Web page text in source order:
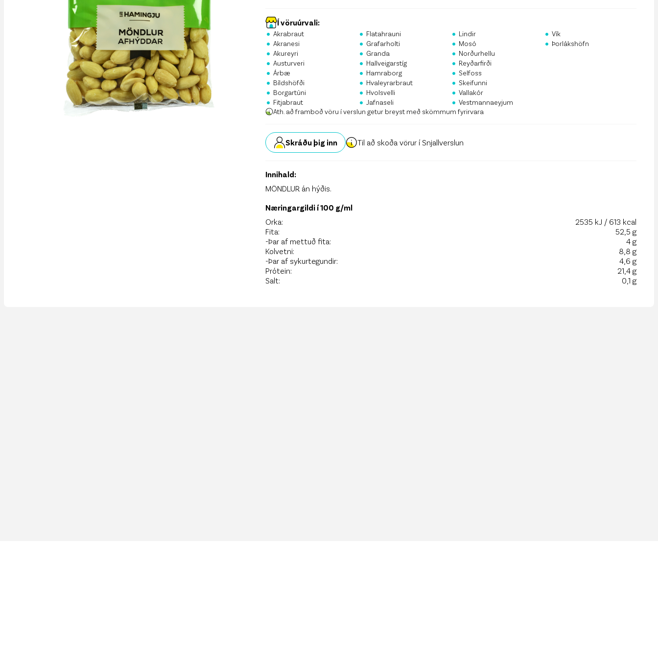
Skrá á póstlista
Í vöruúrvali:
• Akrabraut
• Akranesi
• Akureyri
• Austurveri
• Árbæ
• Bíldshöfði
• Borgartúni
• Fitjabraut
• Flatahrauni
• Grafarholti
• Granda
• Hallveigarstíg
• Hamraborg
• Hvaleyrarbraut
• Hvolsvelli
• Jafnaseli
• Lindir
• Mosó
• Norðurhellu
• Reyðarfirði
• Selfoss
• Skeifunni
• Vallakór
• Vestmannaeyjum
• Vík
• Þorlákshöfn
Ath. að framboð vöru í verslun getur breyst með skömmum fyrirvara
Skráðu þig inn Til að skoða vörur í Snjallverslun
Innihald:
MÖNDLUR án hýðis.
Næringargildi í 100 g/ml
Orka:
2535 kJ / 613 kcal
Fita:
52,5 g
-Þar af mettuð fita:
4 g
Kolvetni:
8,8 g
-Þar af sykurtegundir:
4,6 g
Prótein:
21,4 g
Salt:
0,1 g